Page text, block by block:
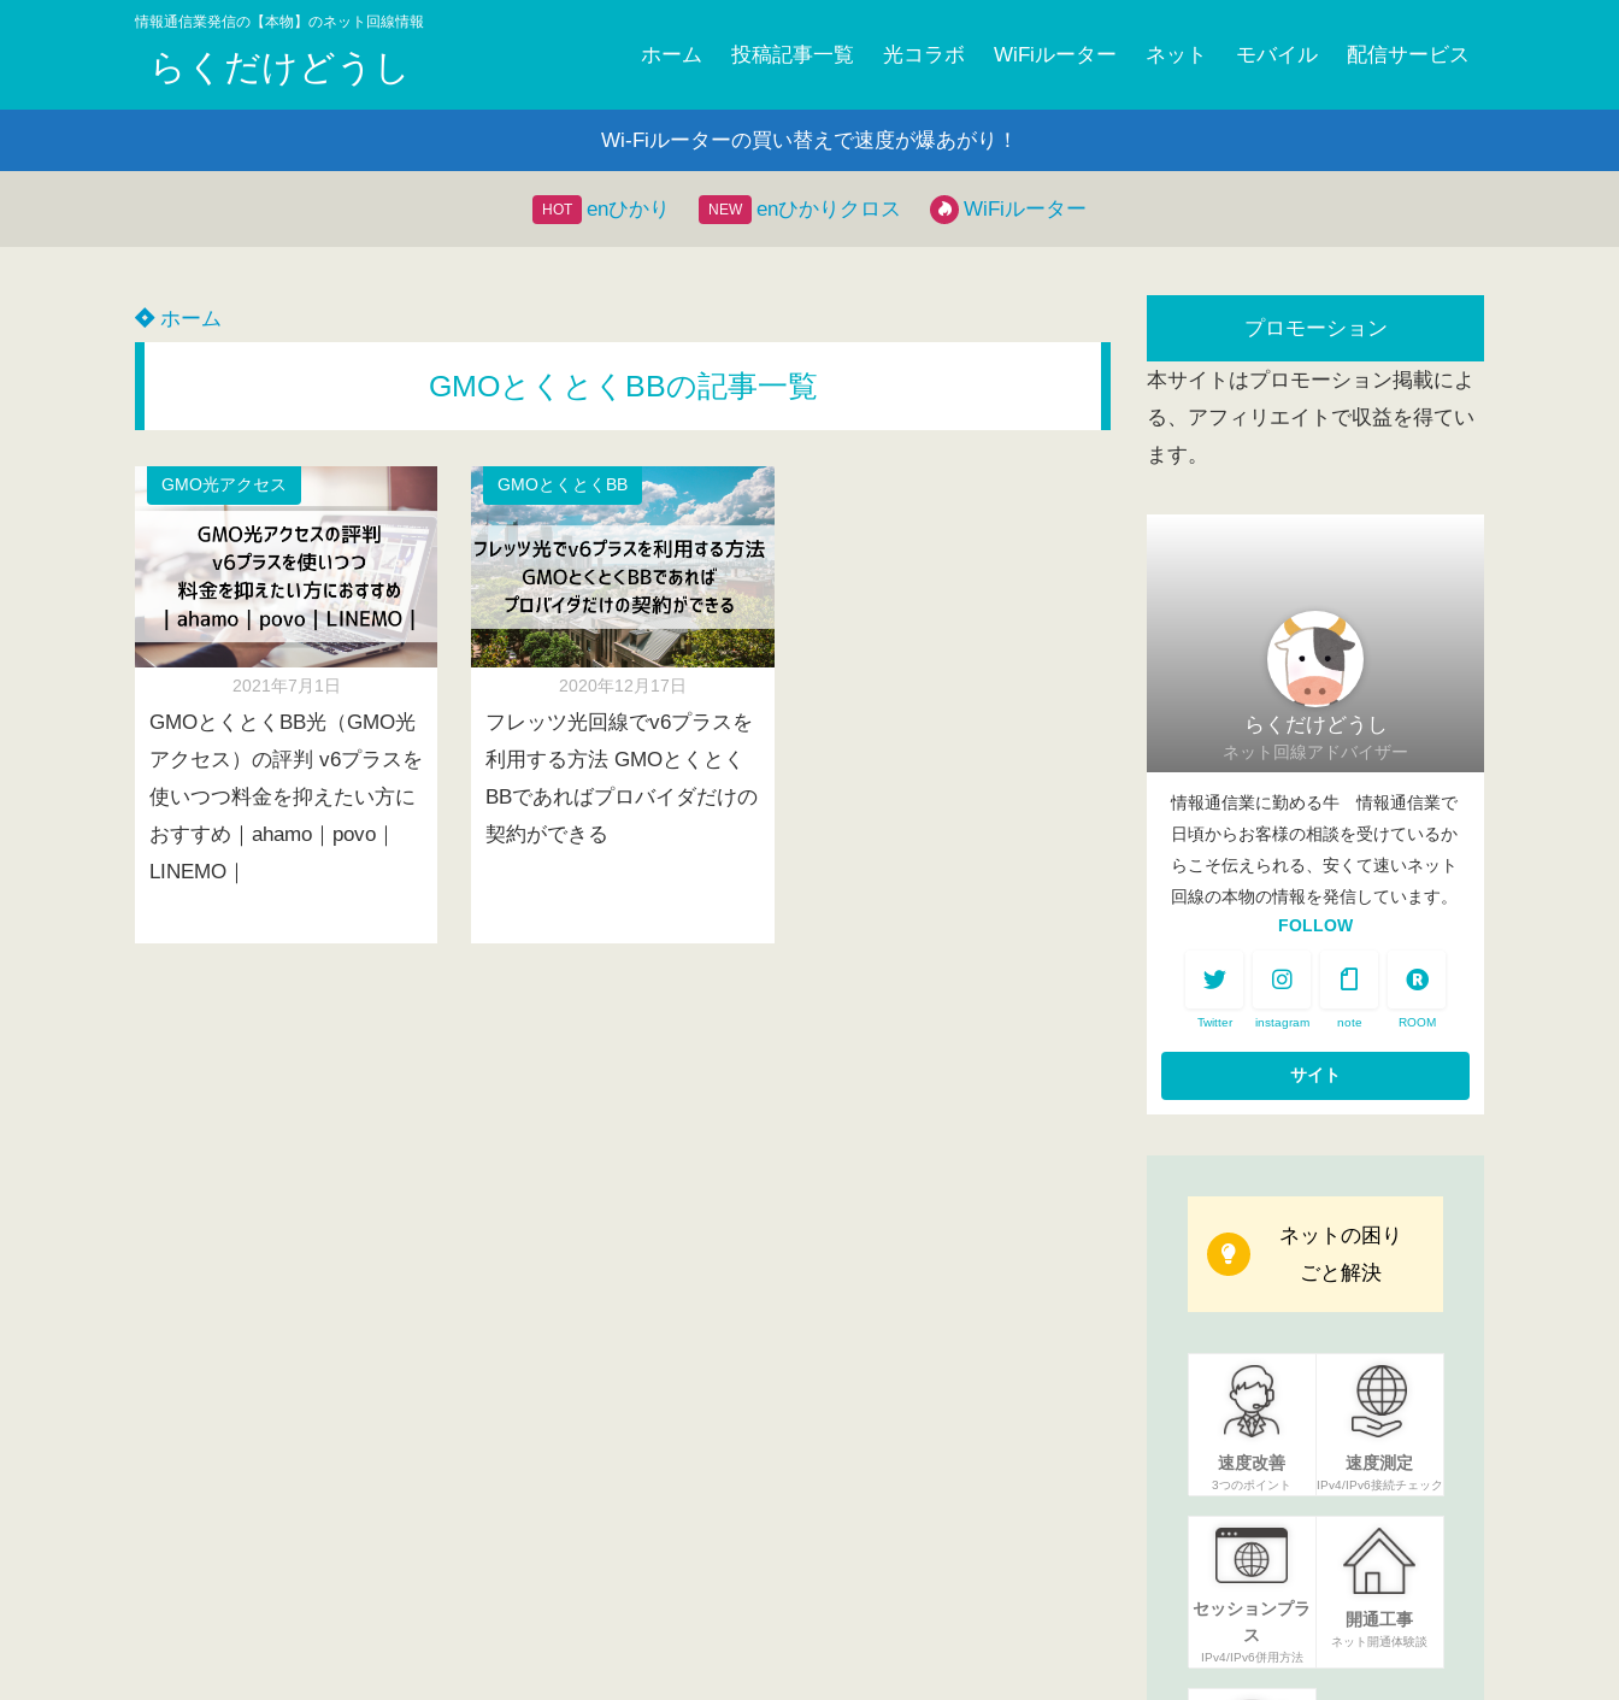
情報通信業発信の【本物】のネット回線情報
らくだけどうし ホーム 投稿記事一覧 光コラボ WiFiルーター ネット モバイル 配信サービス
Wi-Fiルーターの買い替えで速度が爆あがり！
enひかり enひかりクロス WiFiルーター
ホーム
GMOとくとくBBの記事一覧
GMO光アクセス
2021年7月1日
GMOとくとくBB光（GMO光
アクセス）の評判 v6プラスを
使いつつ料金を抑えたい方に
おすすめ｜ahamo｜povo｜
LINEMO｜
GMOとくとくBB
2020年12月17日
フレッツ光回線でv6プラスを
利用する方法 GMOとくとく
BBであればプロバイダだけの
契約ができる
プロモーション
本サイトはプロモーション掲載によ
る、アフィリエイトで収益を得てい
ます。
らくだけどうし
ネット回線アドバイザー
情報通信業に勤める牛 情報通信業で
日頃からお客様の相談を受けているか
らこそ伝えられる、安くて速いネット
回線の本物の情報を発信しています。
FOLLOW
Twitter instagram note ROOM
ネットの困り
ごと解決
速度改善
3つのポイント
速度測定
IPv4/IPv6接続チェック
セッションプラ
ス
IPv4/IPv6併用方法
開通工事
ネット開通体験談